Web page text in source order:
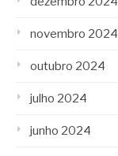
novembro 2024
outubro 2024
julho 2024
junho 2024